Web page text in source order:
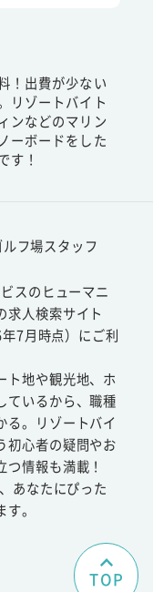
！出費が少ない
リゾートバイト
ンなどのマリン
ーボードをした
す！
フ場スタッフ
スのヒューマニ
求人検索サイト
7月時点）にご利
ト地や観光地、ホ
ているから、職種
る。リゾートバイ
初心者の疑問やお
情報も満載！
あなたにぴった
。
TOP